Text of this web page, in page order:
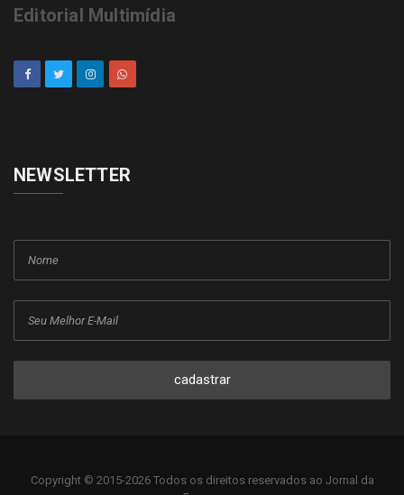
Editorial Multimídia
NEWSLETTER
cadastrar
Copyright © 2015-2026 Todos os direitos reservados ao Jornal da